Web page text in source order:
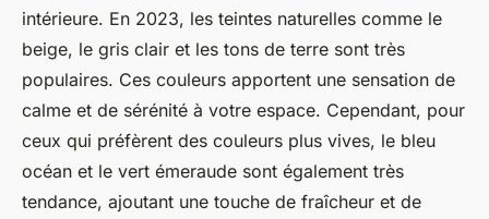
intérieure. En 2023, les teintes naturelles comme le
beige, le gris clair et les tons de terre sont très
populaires. Ces couleurs apportent une sensation de
calme et de sérénité à votre espace. Cependant, pour
ceux qui préfèrent des couleurs plus vives, le bleu
océan et le vert émeraude sont également très
tendance, ajoutant une touche de fraîcheur et de